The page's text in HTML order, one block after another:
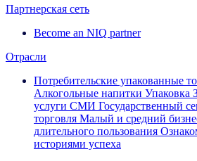
Партнерская сеть
Become an NIQ partner
Отрасли
Потребительские упакованные
Алкогольные напитки Упаковка
услуги СМИ Государственный
торговля Малый и средний
длительного пользования
историями успеха